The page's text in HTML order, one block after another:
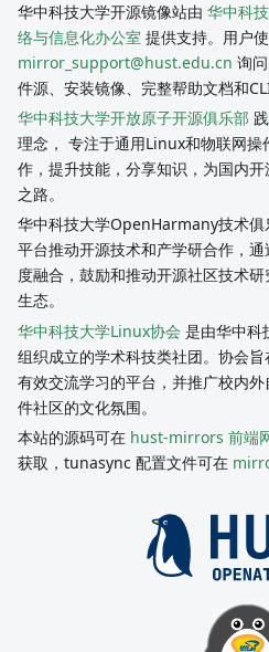
华中科技大学开源镜像站由 华中科
络与信息化办公室 提供支持。用户
mirror_support@hust.edu.cn 询
件源、安装镜像、完整帮助文档和
华中科技大学开放原子开源俱乐部
理念， 专注于通用Linux和物联网操
作，提升技能，分享知识，为国内
之路。
华中科技大学OpenHarmany技术
平台推动开源技术和产学研合作，
度融合，鼓励和推动开源社区技术
生态。
华中科技大学Linux协会 是由华中科
组织成立的学术科技类社团。协会
有效交流学习的平台，并推广校内
件社区的文化氛围。
本站的源码可在 hust-mirrors 前端
获取，tunasync 配置文件可在